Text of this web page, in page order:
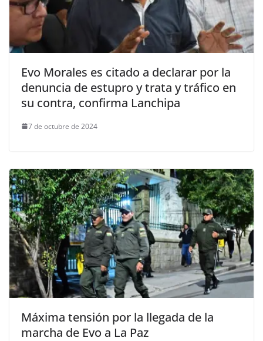
Evo Morales es citado a declarar por la
denuncia de estupro y trata y tráfico en
su contra, confirma Lanchipa
7 de octubre de 2024
Máxima tensión por la llegada de la
marcha de Evo a La Paz